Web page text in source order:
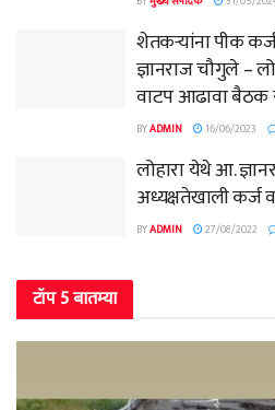
शेतकऱ्यांना पीक
ज्ञानराज चौगुले –
वाटप आढावा बैठक
BYADMIN 16/06/2023
लोहारा येथे आ.
अध्यक्षतेखाली कर्ज
BYADMIN 27/08/2022
टॉप 5 बातम्या